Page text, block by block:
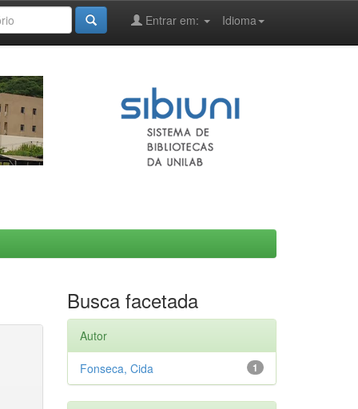
Idioma
Entrar em:
Busca facetada
Autor
1
Fonseca, Cida